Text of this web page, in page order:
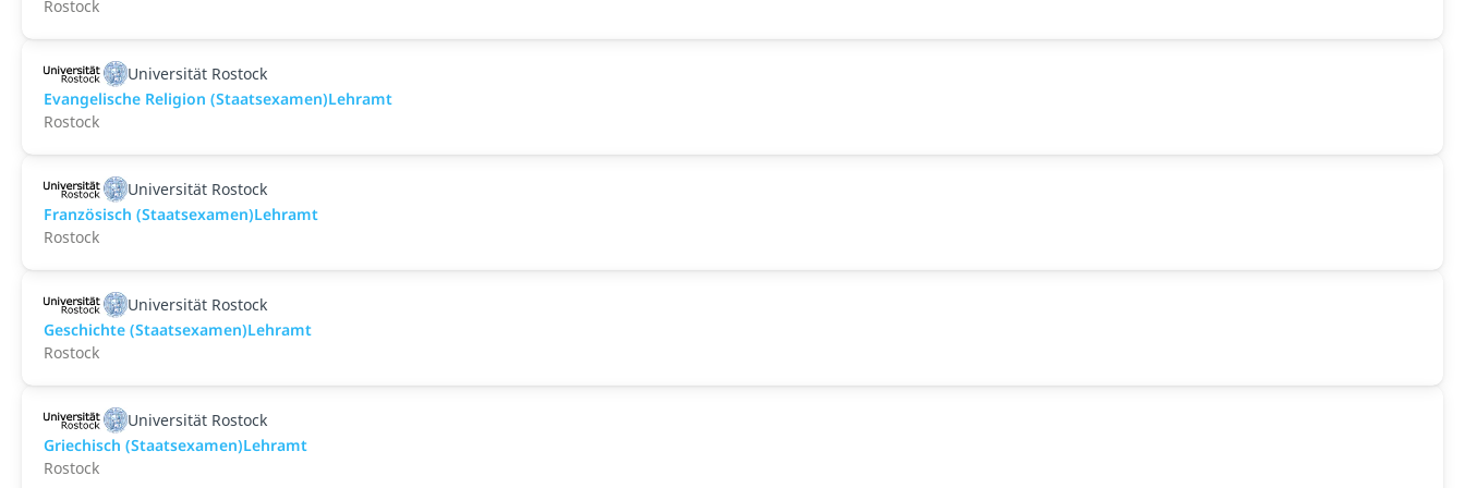
Rostock
Universität Rostock
Evangelische Religion (Staatsexamen)Lehramt
Rostock
Universität Rostock
Französisch (Staatsexamen)Lehramt
Rostock
Universität Rostock
Geschichte (Staatsexamen)Lehramt
Rostock
Universität Rostock
Griechisch (Staatsexamen)Lehramt
Rostock